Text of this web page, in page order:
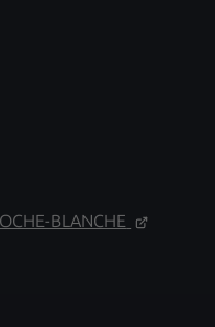
BLANCHE